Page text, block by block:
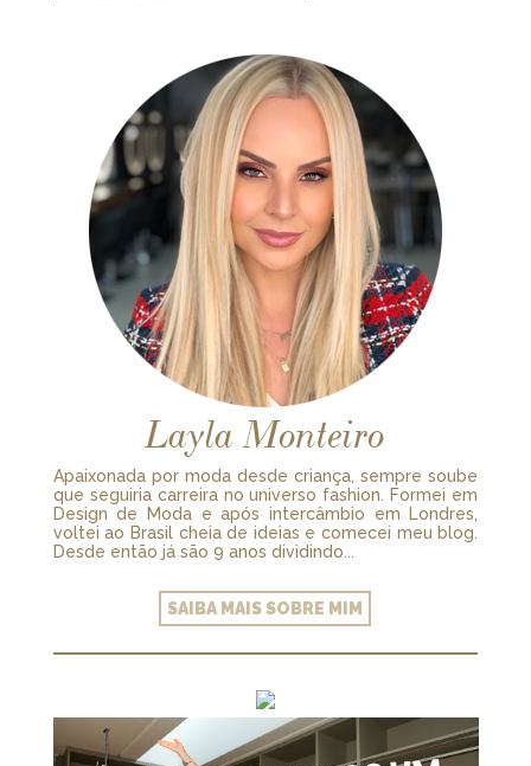
Layla Monteiro
Apaixonada por moda desde criança, sempre soube
que seguiria carreira no universo fashion. Formei em
Design de Moda e após intercâmbio em Londres,
voltei ao Brasil cheia de ideias e comecei meu blog.
Desde então já são 9 anos dividindo...
SAIBA MAIS SOBRE MIM